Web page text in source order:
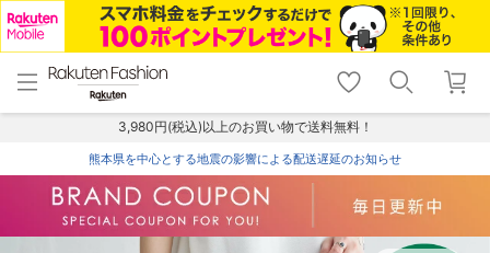
menu home
トップ
shopping_cart lock_outline
ログイン
3,980円(税込)以上のお買い物で送料無料！
熊本県を中心とする地震の影響による配送遅延のお知らせ